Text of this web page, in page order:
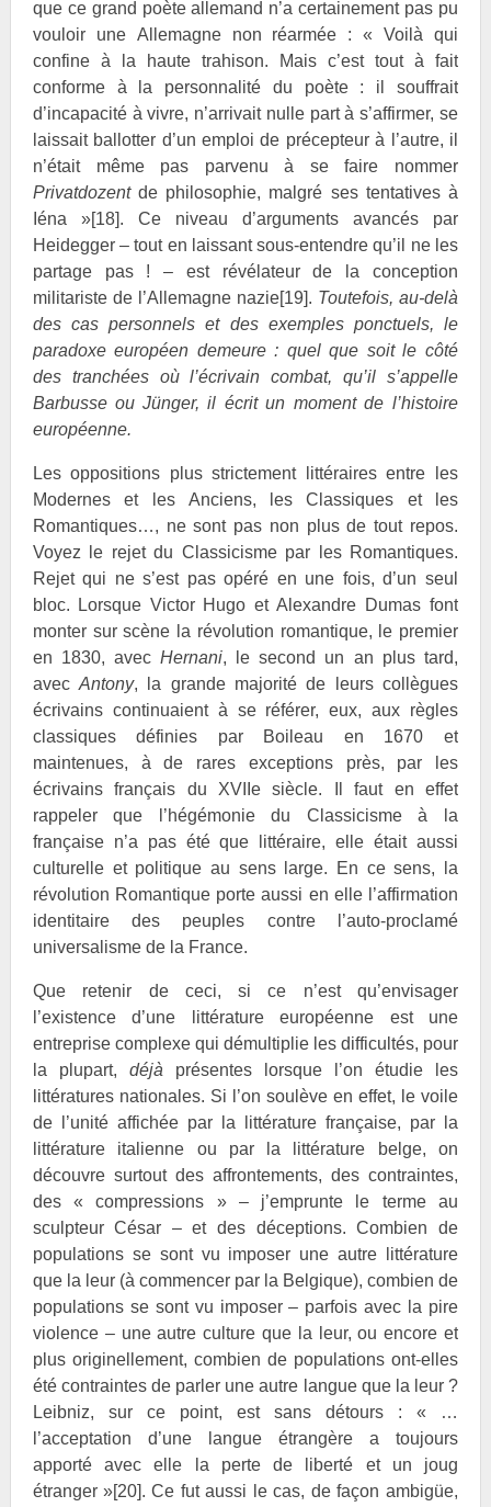
que ce grand poète allemand n’a certainement pas pu
vouloir une Allemagne non réarmée : « Voilà qui
confine à la haute trahison. Mais c’est tout à fait
conforme à la personnalité du poète : il souffrait
d’incapacité à vivre, n’arrivait nulle part à s’affirmer, se
laissait ballotter d’un emploi de précepteur à l’autre, il
n’était même pas parvenu à se faire nommer
Privatdozentde philosophie, malgré ses tentatives à
Iéna »[18]. Ce niveau d’arguments avancés par
Heidegger – tout en laissant sous-entendre qu’il ne les
partage pas ! – est révélateur de la conception
militariste de l’Allemagne nazie[19]. Toutefois, au-delà
des cas personnels et des exemples ponctuels, le
paradoxe européen demeure : quel que soit le côté
des tranchées où l’écrivain combat, qu’il s’appelle
Barbusse ou Jünger, il écrit un moment de l’histoire
européenne.
Les oppositions plus strictement littéraires entre les
Modernes et les Anciens, les Classiques et les
Romantiques…, ne sont pas non plus de tout repos.
Voyez le rejet du Classicisme par les Romantiques.
Rejet qui ne s’est pas opéré en une fois, d’un seul
bloc. Lorsque Victor Hugo et Alexandre Dumas font
monter sur scène la révolution romantique, le premier
en 1830, avec Hernani, le second un an plus tard,
avec Antony, la grande majorité de leurs collègues
écrivains continuaient à se référer, eux, aux règles
classiques définies par
Boileau en 1670 et
maintenues, à de rares exceptions près, par les
écrivains français du XVIIe siècle. Il faut en effet
rappeler que l’hégémonie du Classicisme à la
française n’a pas été que littéraire, elle était aussi
culturelle et politique au sens large. En ce sens, la
révolution Romantique porte aussi en elle l’affirmation
identitaire des peuples contre l’auto-proclamé
universalisme de la France.
Que retenir de ceci, si ce n’est qu’envisager
l’existence d’une littérature européenne est une
entreprise complexe qui démultiplie les difficultés, pour
la plupart, déjà présentes lorsque l’on étudie les
littératures nationales. Si l’on soulève en effet, le voile
de l’unité affichée par la littérature française, par la
littérature italienne ou par la littérature belge, on
découvre surtout des affrontements, des contraintes,
des « compressions » – j’emprunte le terme au
sculpteur César – et des déceptions. Combien de
populations se sont vu imposer une autre littérature
que la leur (à commencer par la Belgique), combien de
populations se sont vu imposer – parfois avec la pire
violence – une autre culture que la leur, ou encore et
plus originellement, combien de populations ont-elles
été contraintes de parler une autre langue que la leur ?
Leibniz, sur ce point, est sans détours : « …
l’acceptation d’une langue étrangère a toujours
apporté avec elle la perte de liberté et un joug
étranger »[20]. Ce fut aussi le cas, de façon ambigüe,